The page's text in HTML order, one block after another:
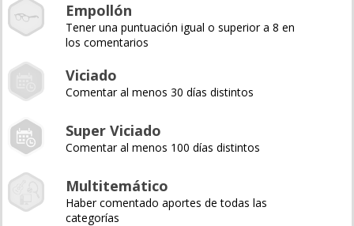
Empollón
Tener una puntuación igual o superior a 8 en
los comentarios
Viciado
Comentar al menos 30 días distintos
Super Viciado
Comentar al menos 100 días distintos
Multitemático
Haber comentado aportes de todas las
categorías